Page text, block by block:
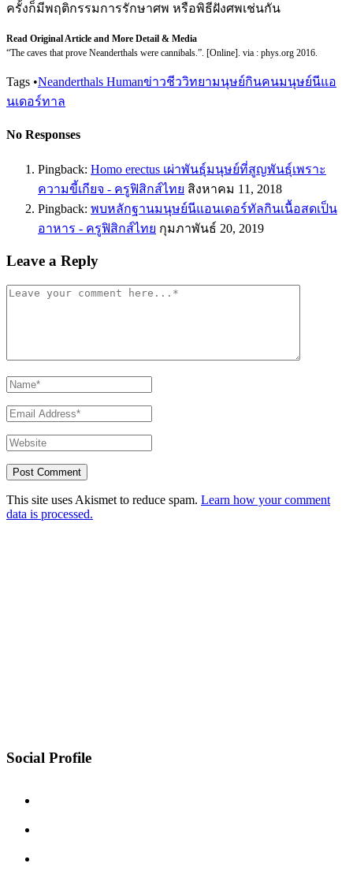
ครั้งก็มีพฤติกรรมการรักษาศพ หรือพิธีฝังศพเช่นกัน
Read Original Article and More Detail & Media
“The caves that prove Neanderthals were cannibals.”. [Online]. via : phys.org 2016.
Tags •Neanderthals Humanข่าวชีววิทยามนุษย์กินคนมนุษย์นีแอ
นเดอร์ทาล
No Responses
Pingback: Homo erectus เผ่าพันธุ์มนุษย์ที่สูญพันธุ์เพราะ
ความขี้เกียจ - ครูฟิสิกส์ไทย สิงหาคม 11, 2018
Pingback: พบหลักฐานมนุษย์นีแอนเดอร์ทัลกินเนื้อสดเป็น
อาหาร - ครูฟิสิกส์ไทย กุมภาพันธ์ 20, 2019
Leave a Reply
This site uses Akismet to reduce spam. Learn how your comment
data is processed.
Social Profile